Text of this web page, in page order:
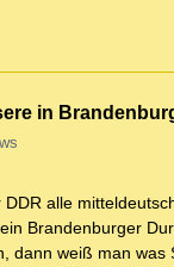
in
alle
Brandenburger
dann weiß man